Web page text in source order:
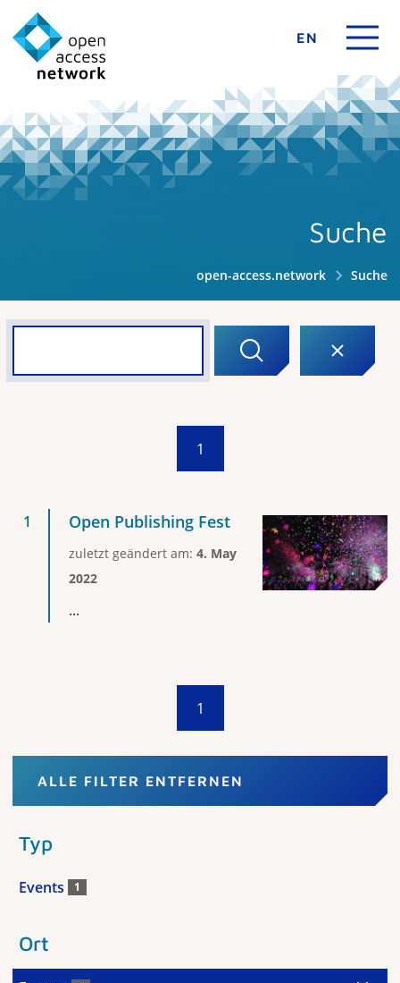
EN
Suche
open-access.network Suche
1
Open Publishing Fest
zuletzt geändert am: 4. May
2022
...
1
ALLE FILTER ENTFERNEN
Typ
Events 1
Ort